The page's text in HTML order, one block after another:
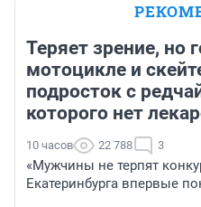
Теряет зрение, но
мотоцикле и
подросток с
которого нет
10 часов 22 788 3
«Мужчины не терпят
Екатеринбурга впервые